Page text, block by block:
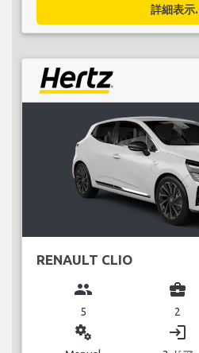
詳細表示
RENAULT CLIO
group
5
business_center
2
miscellaneous_services login